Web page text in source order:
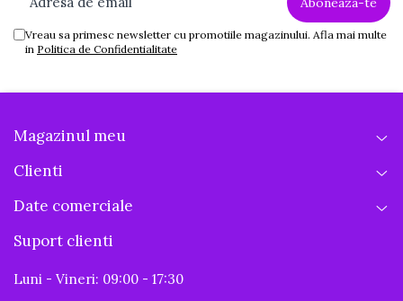
Vreau sa primesc newsletter cu promotiile magazinului. Afla mai multe
in Politica de Confidentialitate
Magazinul meu
Clienti
Date comerciale
Suport clienti
Luni - Vineri: 09:00 - 17:30